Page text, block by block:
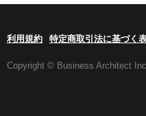
利用規約 特定商取引法に基づく
Copyright © Business Architect